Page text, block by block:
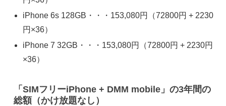
iPhone 6s 128GB・・・153,080円（72800円 + 2230
円×36）
iPhone 7 32GB・・・153,080円（72800円 + 2230円
×36）
「SIMフリーiPhone + DMM mobile」の3年間の
総額（かけ放題なし）